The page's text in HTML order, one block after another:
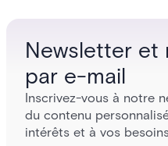
Newsletter et
par e-mail
Inscrivez-vous à notre
du contenu
intérêts et à vos